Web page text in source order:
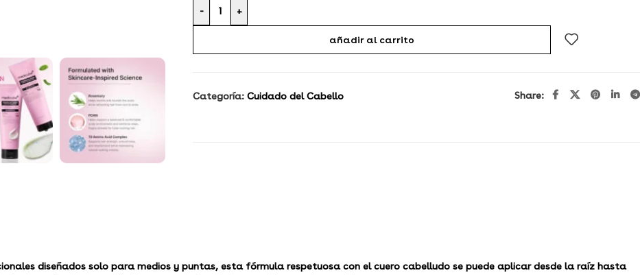
- +
añadir al carrito
Categoría: Cuidado del Cabello Share:
diseñados solo para medios y puntas, esta fórmula respetuosa con el cuero cabelludo se puede aplicar desde la raíz hasta